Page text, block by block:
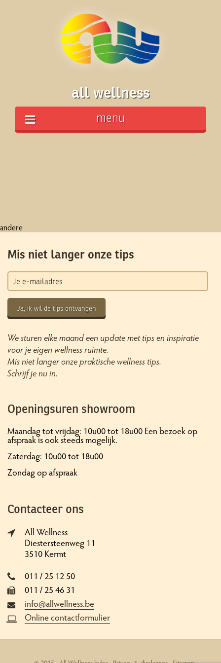
all wellness
menu
andere
Mis niet langer onze tips
Ja, ik wil de tips ontvangen
We sturen elke maand een update met tips en inspiratie
voor je eigen wellness ruimte.
Mis niet langer onze praktische wellness tips.
Schrijf je nu in.
Openingsuren showroom
Maandag tot vrijdag: 10u00 tot 18u00 Een bezoek op
afspraak is ook steeds mogelijk.
Zaterdag: 10u00 tot 18u00
Zondag op afspraak
Contacteer ons
All Wellness
Diestersteenweg 11
3510 Kermt
011 / 25 12 50
011 / 25 46 31
info@allwellness.be
Online contactformulier